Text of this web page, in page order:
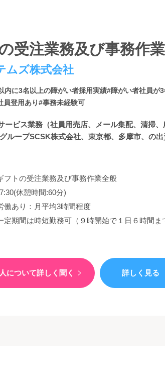
受注業務及び事務作
ムズ株式会社
内に3名以上の障がい者採用実績#障がい者社員が
員登用あり#事務未経験可
ービス業務（社員用売店、メール集配、清掃
ループSCSK株式会社、東京都、多摩市、の
フトの受注業務及び事務作業全般
休憩時間:60分)
働あり：月平均3時間程度
期間は時短勤務可（９時開始で１日６時間ま
について詳しく聞く 詳しく見る